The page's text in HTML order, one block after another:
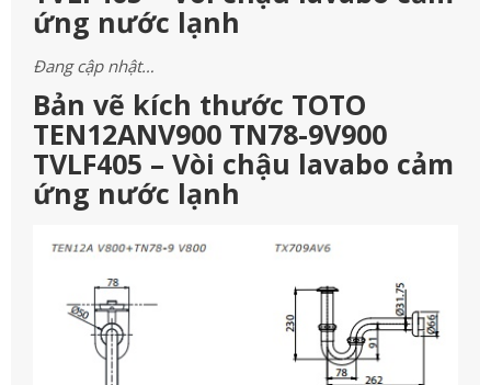
ứng nước lạnh
Đang cập nhật…
Bản vẽ kích thước TOTO
TEN12ANV900 TN78-9V900
TVLF405 – Vòi chậu lavabo cảm
ứng nước lạnh